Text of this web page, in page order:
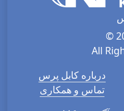
©
All
درباره کابل پرس
تماس و همکاری